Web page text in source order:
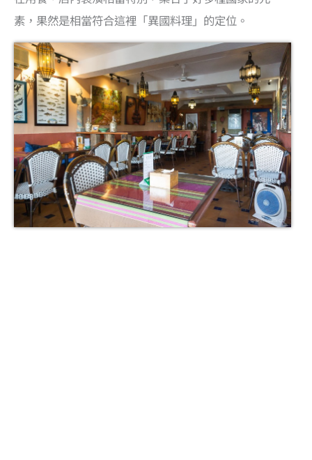
素，果然是相當符合這裡「異國料理」的定位。